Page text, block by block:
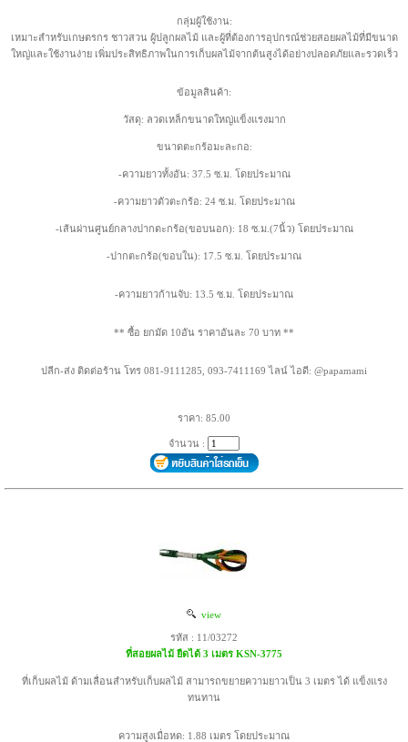
กลุ่มผู้ใช้งาน:
เหมาะสำหรับเกษตรกร ชาวสวน ผู้ปลูกผลไม้ และผู้ที่ต้องการอุปกรณ์ช่วยสอยผลไม้ที่มีขนาด
ใหญ่และใช้งานง่าย เพิ่มประสิทธิภาพในการเก็บผลไม้จากต้นสูงได้อย่างปลอดภัยและรวดเร็ว
ข้อมูลสินค้า:
วัสดุ: ลวดเหล็กขนาดใหญ่แข็งแรงมาก
ขนาดตะกร้อมะละกอ:
-ความยาวทั้งอัน: 37.5 ซ.ม. โดยประมาณ
-ความยาวตัวตะกร้อ: 24 ซ.ม. โดยประมาณ
-เส้นผ่านศูนย์กลางปากตะกร้อ(ขอบนอก): 18 ซ.ม.(7นิ้ว) โดยประมาณ
-ปากตะกร้อ(ขอบใน): 17.5 ซ.ม. โดยประมาณ
-ความยาวก้านจับ: 13.5 ซ.ม. โดยประมาณ
** ซื้อ ยกมัด 10อัน ราคาอันละ 70 บาท **
ปลีก-ส่ง ติดต่อร้าน โทร 081-9111285, 093-7411169 ไลน์ ไอดี: @papamami
ราคา: 85.00
จำนวน :
view
รหัส : 11/03272
ที่สอยผลไม้ ยืดได้ 3 เมตร KSN-3775
ที่เก็บผลไม้ ด้ามเลื่อนสำหรับเก็บผลไม้ สามารถขยายความยาวเป็น 3 เมตร ได้ แข็งแรง
ทนทาน
ความสูงเมื่อหด: 1.88 เมตร โดยประมาณ